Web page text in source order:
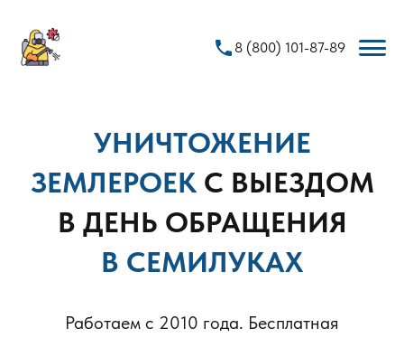
phone 8 (800) 101-87-89
УНИЧТОЖЕНИЕ
ЗЕМЛЕРОЕК С ВЫЕЗДОМ
В ДЕНЬ ОБРАЩЕНИЯ
В СЕМИЛУКАХ
Работаем с 2010 года. Бесплатная